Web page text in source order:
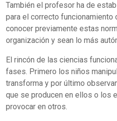
También el profesor ha de
para el correcto funcionamiento
conocer previamente estas
organización y sean lo más
El rincón de las ciencias
fases. Primero los niños
transforma y por último
que se producen en ellos o los
provocar en otros.